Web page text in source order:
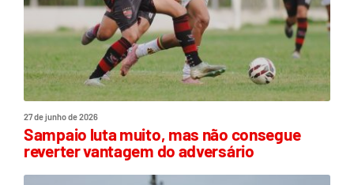
27 de junho de 2026
Sampaio luta muito, mas não consegue
reverter vantagem do adversário